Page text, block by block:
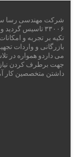
۳۳۰۰۶ تاسیس
تکیه بر تجربه و
بازرگانی و واردات
می داردو همواره در
جهت برطرف کردن نیاز
داشتن متخصصین کار